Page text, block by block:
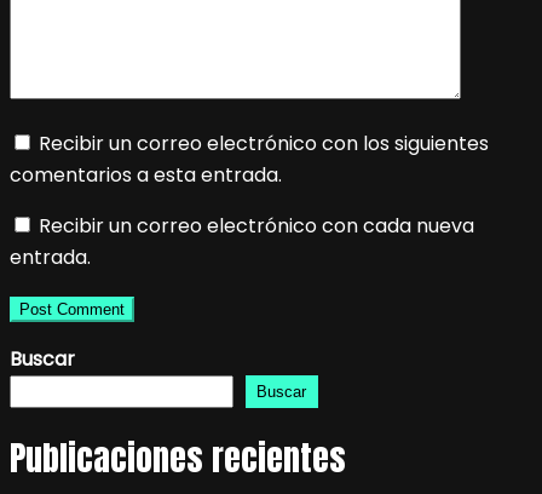
Recibir un correo electrónico con los siguientes
comentarios a esta entrada.
Recibir un correo electrónico con cada nueva
entrada.
Buscar
Buscar
Publicaciones recientes